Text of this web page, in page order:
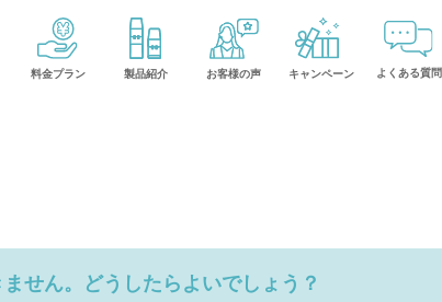
料金プラン 製品紹介 お客様の声 キャンペーン よくある質問
せん。どうしたらよいでしょう？